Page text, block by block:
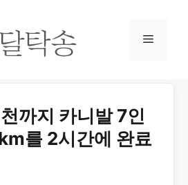
까지 카니발 7인
를 2시간에 완료